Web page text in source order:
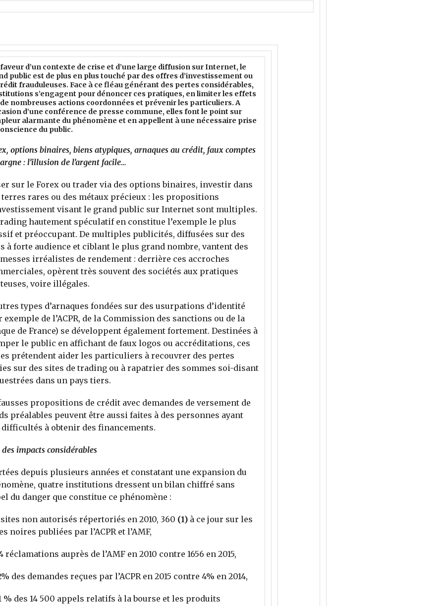
d’un contexte de crise et d’une large diffusion sur Internet, le
public est de plus en plus touché par des offres d’investissement ou
frauduleuses. Face à ce fléau générant des pertes considérables,
s’engagent pour dénoncer ces pratiques, en limiter les effets
nombreuses actions coordonnées et prévenir les particuliers. A
d’une conférence de presse commune, elles font le point sur
alarmante du phénomène et en appellent à une nécessaire prise
du public.
options binaires, biens atypiques, arnaques au crédit, faux comptes
: l’illusion de l’argent facile…
sur le Forex ou trader via des options binaires, investir dans
terres rares ou des métaux précieux : les propositions
visant le grand public sur Internet sont multiples.
hautement spéculatif en constitue l’exemple le plus
et préoccupant. De multiples publicités, diffusées sur des
à forte audience et ciblant le plus grand nombre, vantent des
irréalistes de rendement : derrière ces accroches
opèrent très souvent des sociétés aux pratiques
voire illégales.
types d’arnaques fondées sur des usurpations d’identité
exemple de l’ACPR, de la Commission des sanctions ou de la
de France) se développent également fortement. Destinées à
le public en affichant de faux logos ou accréditations, ces
prétendent aider les particuliers à recouvrer des pertes
sur des sites de trading ou à rapatrier des sommes soi-disant
dans un pays tiers.
propositions de crédit avec demandes de versement de
préalables peuvent être aussi faites à des personnes ayant
difficultés à obtenir des financements.
impacts considérables
depuis plusieurs années et constatant une expansion du
quatre institutions dressent un bilan chiffré sans
du danger que constitue ce phénomène :
non autorisés répertoriés en 2010, 360 (1)à ce jour sur les
noires publiées par l’ACPR et l’AMF,
réclamations auprès de l’AMF en 2010 contre 1656 en 2015,
des demandes reçues par l’ACPR en 2015 contre 4% en 2014,
% des 14 500 appels relatifs à la bourse et les produits